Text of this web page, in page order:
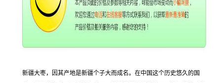
新疆大枣，因其产地是新疆个子大而成名。在中国这个历史悠久的国